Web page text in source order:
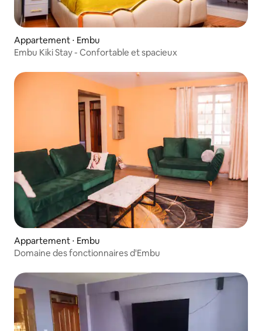
Appartement ⋅ Embu
Embu Kiki Stay - Confortable et spacieux
Appartement ⋅ Embu
Domaine des fonctionnaires d'Embu